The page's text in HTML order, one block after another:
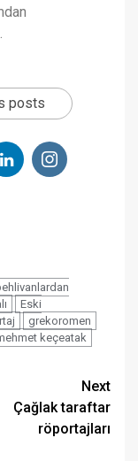
posts
Eski
grekoromen
keçeatak
Next
Çağlak taraftar
röportajları